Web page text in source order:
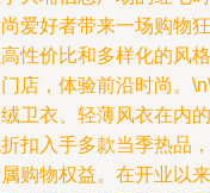
爱好者带来一场购物
性价比和多样化的风
店，体验前沿时尚。
卫衣、轻薄风衣在内
扣入手多款当季热品
购物权益。在开业以